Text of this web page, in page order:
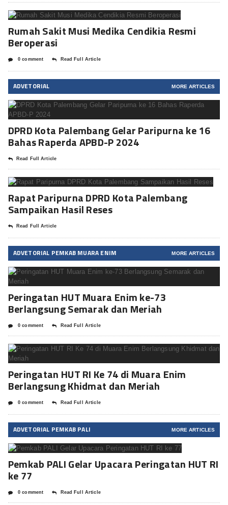
Rumah Sakit Musi Medika Cendikia Resmi
Beroperasi
0 comment Read Full Article
ADVETORIAL MORE ARTICLES
DPRD Kota Palembang Gelar Paripurna ke 16
Bahas Raperda APBD-P 2024
Read Full Article
Rapat Paripurna DPRD Kota Palembang
Sampaikan Hasil Reses
Read Full Article
ADVETORIAL PEMKAB MUARA ENIM MORE ARTICLES
Peringatan HUT Muara Enim ke-73
Berlangsung Semarak dan Meriah
0 comment Read Full Article
Peringatan HUT RI Ke 74 di Muara Enim
Berlangsung Khidmat dan Meriah
0 comment Read Full Article
ADVETORIAL PEMKAB PALI MORE ARTICLES
Pemkab PALI Gelar Upacara Peringatan HUT RI
ke 77
0 comment Read Full Article